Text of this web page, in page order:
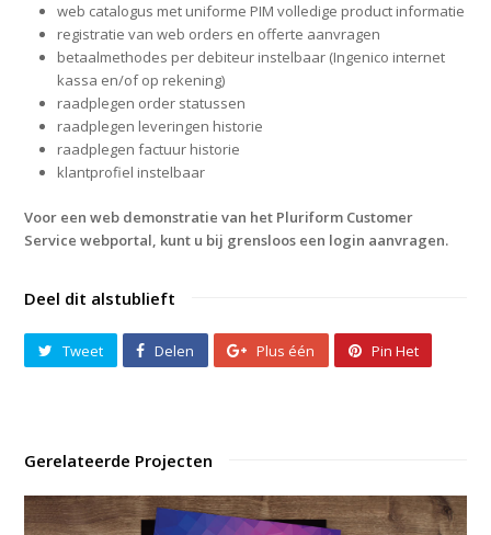
web catalogus met uniforme PIM volledige product informatie
registratie van web orders en offerte aanvragen
betaalmethodes per debiteur instelbaar (Ingenico internet
kassa en/of op rekening)
raadplegen order statussen
raadplegen leveringen historie
raadplegen factuur historie
klantprofiel instelbaar
Voor een web demonstratie van het Pluriform Customer
Service webportal, kunt u bij grensloos een login aanvragen.
Deel dit alstublieft
Tweet Delen Plus één Pin Het
Gerelateerde Projecten